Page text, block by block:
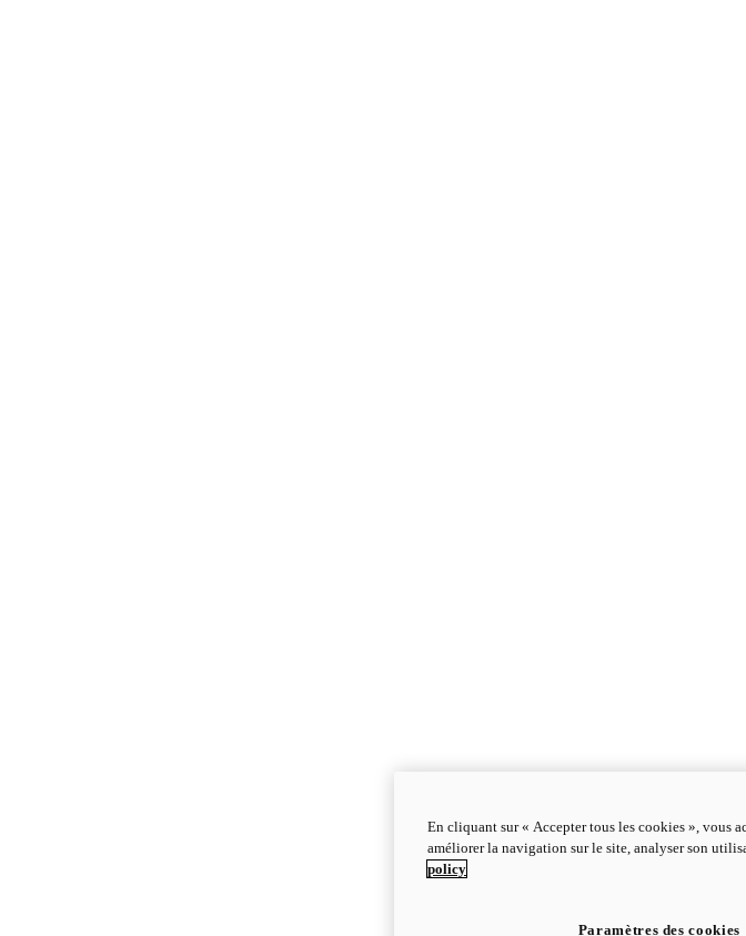
En cliquant sur « Accepter tous les cookies », vous
améliorer la navigation sur le site, analyser son
policy
Paramètres des cookies